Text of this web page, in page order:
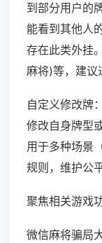
到部分用户的
能看到其他人
存在此类外挂
麻将)等，建议
自定义修改牌
修改自身牌型
用于多种场景
规则，维护公
聚焦相关游戏
微信麻将骗局